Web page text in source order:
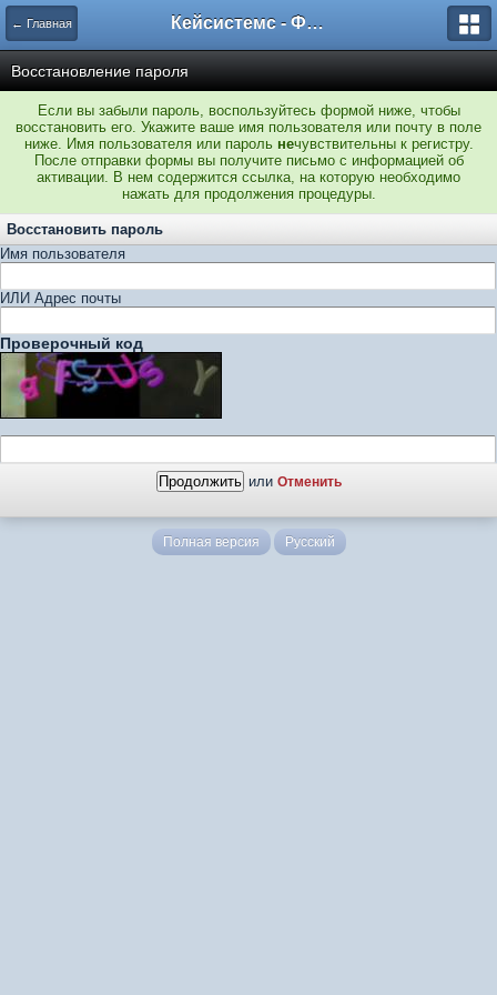
← Главная Кейсистемс - Форумы
Восстановление пароля
Если вы забыли пароль, воспользуйтесь формой ниже, чтобы
восстановить его. Укажите ваше имя пользователя или почту в поле
ниже. Имя пользователя или пароль нечувствительны к регистру.
После отправки формы вы получите письмо с информацией об
активации. В нем содержится ссылка, на которую необходимо
нажать для продолжения процедуры.
Восстановить пароль
Имя пользователя
ИЛИ Адрес почты
Проверочный код
или Отменить
Полная версия Русский